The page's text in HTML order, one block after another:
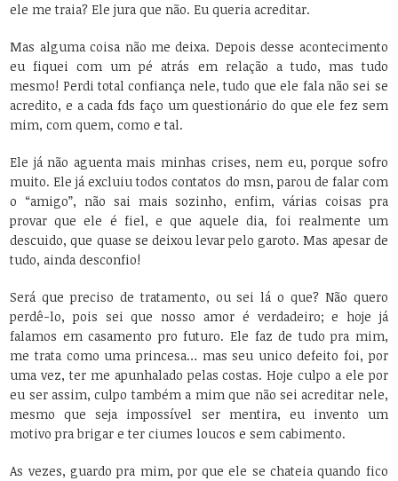
ele me traia? Ele jura que não. Eu queria acreditar.
Mas alguma coisa não me deixa. Depois desse acontecimento
eu fiquei com um pé atrás em relação a tudo, mas tudo
mesmo! Perdi total confiança nele, tudo que ele fala não sei se
acredito, e a cada fds faço um questionário do que ele fez sem
mim, com quem, como e tal.
Ele já não aguenta mais minhas crises, nem eu, porque sofro
muito. Ele já excluiu todos contatos do msn, parou de falar com
o “amigo”, não sai mais sozinho, enfim, várias coisas pra
provar que ele é fiel, e que aquele dia, foi realmente um
descuido, que quase se deixou levar pelo garoto. Mas apesar de
tudo, ainda desconfio!
Será que preciso de tratamento, ou sei lá o que? Não quero
perdê-lo, pois sei que nosso amor é verdadeiro; e hoje já
falamos em casamento pro futuro. Ele faz de tudo pra mim,
me trata como uma princesa… mas seu unico defeito foi, por
uma vez, ter me apunhalado pelas costas. Hoje culpo a ele por
eu ser assim, culpo também a mim que não sei acreditar nele,
mesmo que seja impossível ser mentira, eu invento um
motivo pra brigar e ter ciumes loucos e sem cabimento.
As vezes, guardo pra mim, por que ele se chateia quando fico